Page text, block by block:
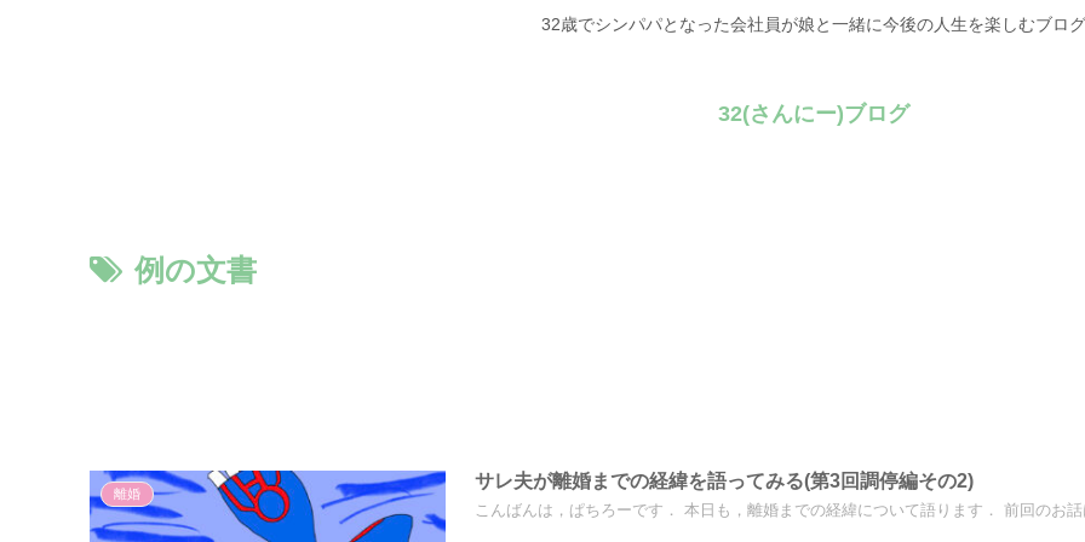
32歳でシンパパとなった会社員が娘と一緒に今後の人生を楽しむブログ
32(さんにー)ブログ
例の文書
離婚
サレ夫が離婚までの経緯を語ってみる(第3回調停編その2)
こんばんは，ぱちろーです． 本日も，離婚までの経緯について語ります． 前回のお